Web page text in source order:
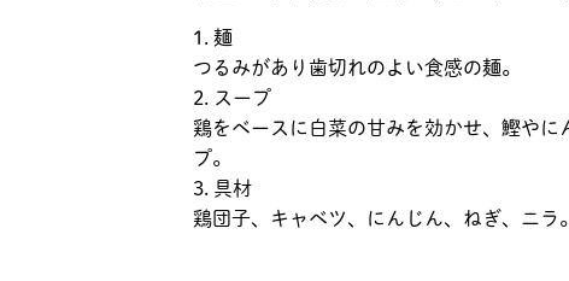
1. 麺
つるみがあり歯切れのよい食感の麺。
2. スープ
鶏をベースに白菜の甘みを効かせ、鰹や
プ。
3. 具材
鶏団子、キャベツ、にんじん、ねぎ、ニラ。